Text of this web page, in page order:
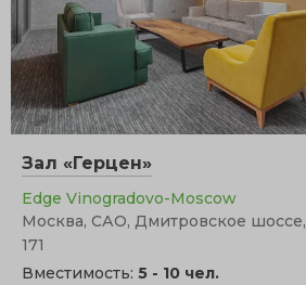
Зал «Герцен»
Edge Vinogradovо-Moscow
Москва, САО, Дмитровское шоссе,
171
Вместимость: 5 - 10 чел.